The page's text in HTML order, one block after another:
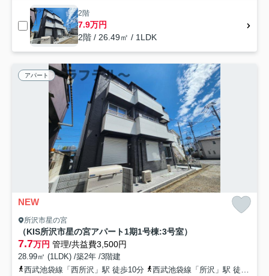
2階
7.9万円
2階 / 26.49㎡ / 1LDK
アパート
NEW
所沢市星の宮
（KIS所沢市星の宮アパート1期1号棟:3号室）
7.7万円 管理/共益費3,500円
28.99㎡ (1LDK) /築2年 /3階建
西武池袋線「西所沢」駅 徒歩10分
西武池袋線「所沢」駅 徒歩12分